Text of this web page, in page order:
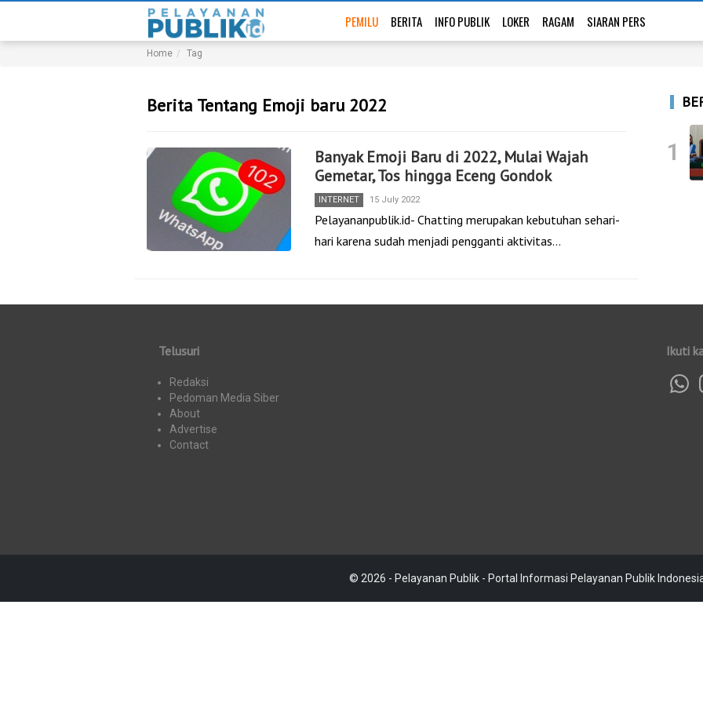
PEMILU BERITA INFO PUBLIK LOKER RAGAM SIARAN PERS
Home Tag
Berita Tentang Emoji baru 2022
Banyak Emoji Baru di 2022, Mulai Wajah
Gemetar, Tos hingga Eceng Gondok
INTERNET 15 July 2022
Pelayananpublik.id- Chatting merupakan kebutuhan sehari-
hari karena sudah menjadi pengganti aktivitas…
1
Telusuri
Redaksi
Pedoman Media Siber
About
Advertise
Contact
Ikuti
© 2026 - Pelayanan Publik - Portal Informasi Pelayanan Publik